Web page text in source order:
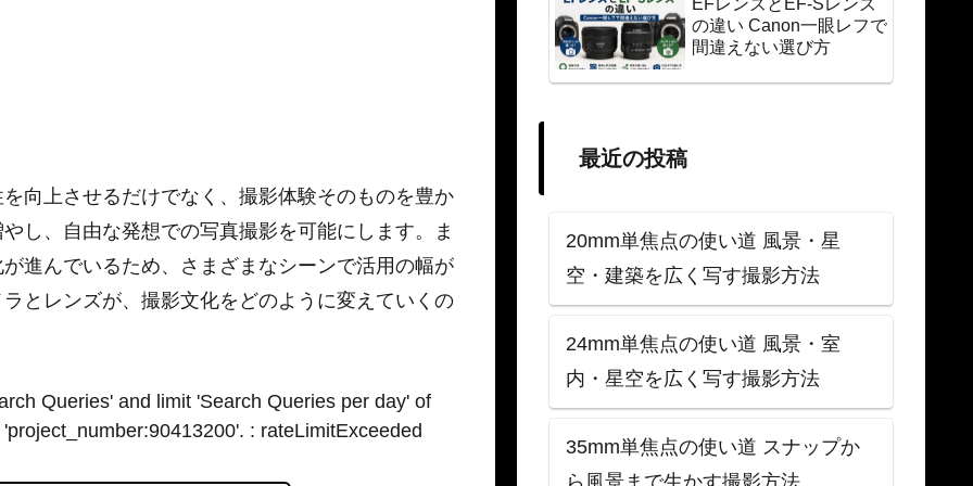
向上させるだけでなく、撮影体験そのものを豊か
し、自由な発想での写真撮影を可能にします。ま
進んでいるため、さまざまなシーンで活用の幅が
とレンズが、撮影文化をどのように変えていくの
Queries' and limit 'Search Queries per day' of
: rateLimitExceeded
EFレンズとEF-Sレンズ
の違い Canon一眼レフで
間違えない選び方
最近の投稿
20mm単焦点の使い道 風景・星
空・建築を広く写す撮影方法
24mm単焦点の使い道 風景・室
内・星空を広く写す撮影方法
35mm単焦点の使い道 スナップか